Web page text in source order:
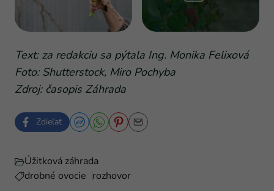
Text: za redakciu sa pýtala Ing. Monika Felixová
Foto: Shutterstock, Miro Pochyba
Zdroj: časopis Záhrada
Zdieľať
Úžitková záhrada
drobné ovocie rozhovor